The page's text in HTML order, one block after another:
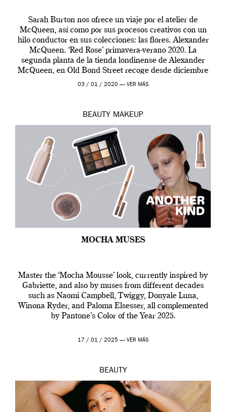
Sarah Burton nos ofrece un viaje por el atelier de
McQueen, así como por sus procesos creativos con un
hilo conductor en sus colecciones: las flores. Alexander
McQueen. ‘Red Rose’ primavera-verano 2020. La
segunda planta de la tienda londinense de Alexander
McQueen, en Old Bond Street recoge desde diciembre
de 2019 hasta final de abril […]
03 / 01 / 2020 — VER MÁS
BEAUTY MAKEUP
MOCHA MUSES
Master the ‘Mocha Mousse’ look, currently inspired by
Gabriette, and also by muses from different decades
such as Naomi Campbell, Twiggy, Donyale Luna,
Winona Ryder, and Paloma Elsesser, all complemented
by Pantone’s Color of the Year 2025.
17 / 01 / 2025 — VER MÁS
BEAUTY